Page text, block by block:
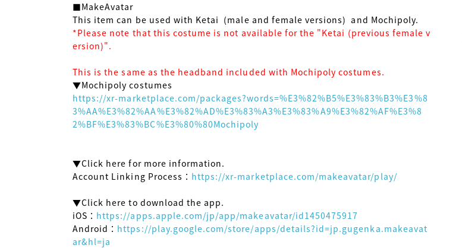
■MakeAvatar
*Please note that this costume is not available for the "Ketai (previous female v
ersion)".
This is the same as the headband included with Mochipoly costumes.
https://xr-marketplace.com/packages?words=%E3%82%B5%E3%83%B3%E3%8
3%AA%E3%82%AA%E3%82%AD%E3%83%A3%E3%83%A9%E3%82%AF%E3%8
2%BF%E3%83%BC%E3%80%80Mochipoly
▼Click here for more information.
Account Linking Process： https://xr-marketplace.com/makeavatar/play/
▼Click here to download the app.
iOS： https://apps.apple.com/jp/app/makeavatar/id1450475917
Android： https://play.google.com/store/apps/details?id=jp.gugenka.makeavat
ar&hl=ja